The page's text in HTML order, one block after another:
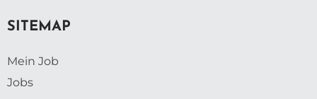
SITEMAP
Mein Job
Jobs